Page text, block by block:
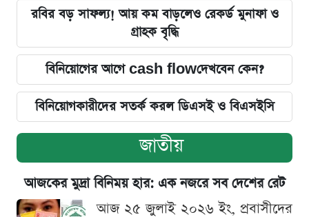
রবির বড় সাফল্য! আয় কম বাড়লেও রেকর্ড মুনাফা ও
গ্রাহক বৃদ্ধি
বিনিয়োগের আগে cash flowদেখবেন কেন?
বিনিয়োগকারীদের সতর্ক করল ডিএসই ও বিএসইসি
জাতীয়
আজকের মুদ্রা বিনিময় হার: এক নজরে সব দেশের রেট
আজ ২৫ জুলাই ২০২৬ ইং, প্রবাসীদের